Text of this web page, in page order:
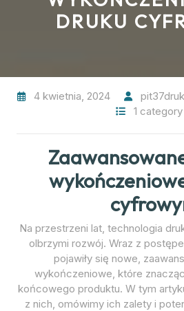
DRUKU
4 kwietnia, 2024 pit37druk
1 category
Na przestrzeni lat, technologia
olbrzymi rozwój. Wraz z
pojawiły się nowe,
wykończeniowe, które
końcowego produktu. W tym
z nich, omówimy ich zalety i